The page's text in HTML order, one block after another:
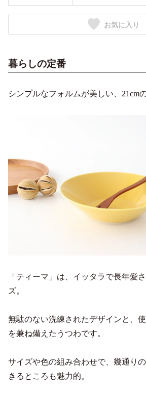
お気に入り
暮らしの定番
シンプルなフォルムが美しい、21cm
「ティーマ」は、イッタラで長年愛
ズ。
無駄のない洗練されたデザインと、
を兼ね備えたうつわです。
サイズや色の組み合わせで、幾通り
きるところも魅力的。